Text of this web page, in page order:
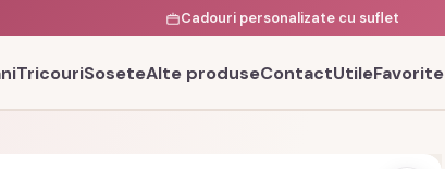
Cadouri personalizate cu suflet
TricouriSoseteAlte produseContactUtileFavorite